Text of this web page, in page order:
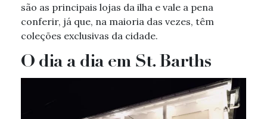
são as principais lojas da ilha e vale a pena
conferir, já que, na maioria das vezes, têm
coleções exclusivas da cidade.
O dia a dia em St. Barths